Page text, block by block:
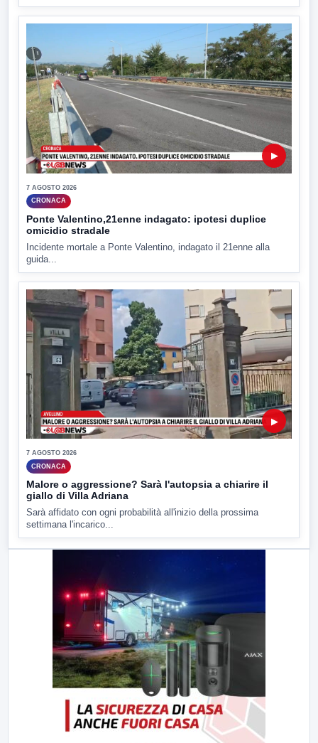
▶
7 AGOSTO 2026
CRONACA
Ponte Valentino,21enne indagato: ipotesi duplice
omicidio stradale
Incidente mortale a Ponte Valentino, indagato il 21enne alla
guida...
▶
7 AGOSTO 2026
CRONACA
Malore o aggressione? Sarà l'autopsia a chiarire il
giallo di Villa Adriana
Sarà affidato con ogni probabilità all'inizio della prossima
settimana l'incarico...